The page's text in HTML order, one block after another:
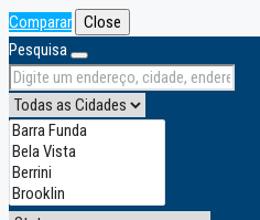
Comparar
Close
Pesquisa